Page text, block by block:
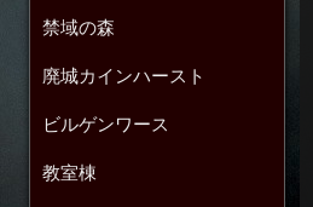
禁域の森
廃城カインハースト
ビルゲンワース
教室棟